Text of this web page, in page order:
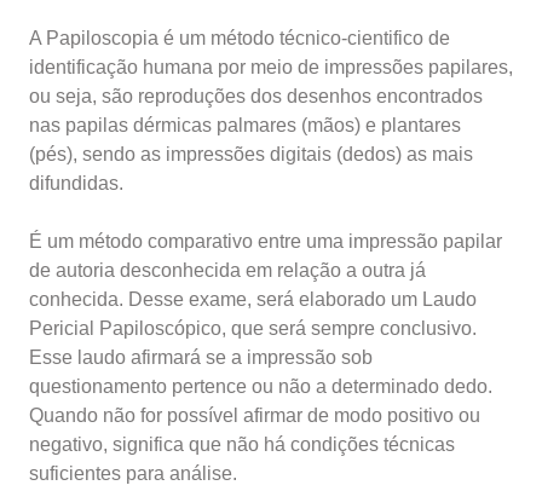
A Papiloscopia é um método técnico-cientifico de
identificação humana por meio de impressões papilares,
ou seja, são reproduções dos desenhos encontrados
nas papilas dérmicas palmares (mãos) e plantares
(pés), sendo as impressões digitais (dedos) as mais
difundidas.
É um método comparativo entre uma impressão papilar
de autoria desconhecida em relação a outra já
conhecida. Desse exame, será elaborado um Laudo
Pericial Papiloscópico, que será sempre conclusivo.
Esse laudo afirmará se a impressão sob
questionamento pertence ou não a determinado dedo.
Quando não for possível afirmar de modo positivo ou
negativo, significa que não há condições técnicas
suficientes para análise.